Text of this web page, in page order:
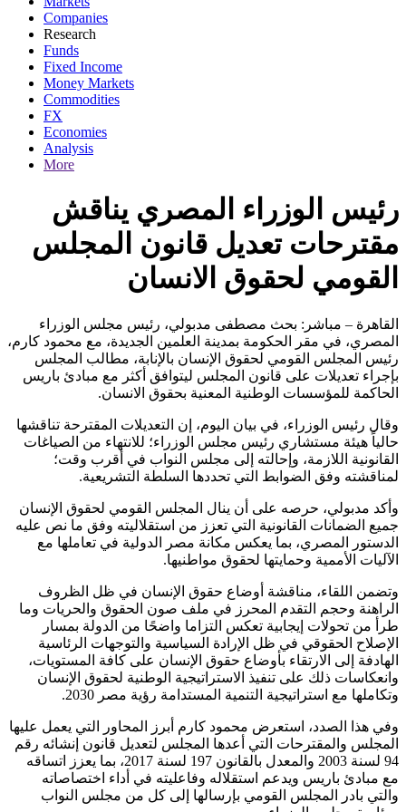
Companies
Research
Funds
Fixed Income
Money Markets
Commodities
FX
Economies
Analysis
More
رئيس الوزراء المصري يناقش
مقترحات تعديل قانون المجلس
القومي لحقوق الانسان
القاهرة – مباشر: بحث مصطفى مدبولي، رئيس مجلس الوزراء
المصري، في مقر الحكومة بمدينة العلمين الجديدة، مع محمود كارم،
رئيس المجلس القومي لحقوق الإنسان بالإنابة، مطالب المجلس
بإجراء تعديلات على قانون المجلس ليتوافق أكثر مع مبادئ باريس
الحاكمة للمؤسسات الوطنية المعنية بحقوق الانسان.
وقال رئيس الوزراء، في بيان اليوم، إن التعديلات المقترحة تناقشها
حالياً هيئة مستشاري رئيس مجلس الوزراء؛ للانتهاء من الصياغات
القانونية اللازمة، وإحالته إلى مجلس النواب في أقرب وقت؛
لمناقشته وفق الضوابط التي تحددها السلطة التشريعية.
وأكد مدبولي، حرصه على أن ينال المجلس القومي لحقوق الإنسان
جميع الضمانات القانونية التي تعزز من استقلاليته وفق ما نص عليه
الدستور المصري، بما يعكس مكانة مصر الدولية في تعاملها مع
الآليات الأممية وحمايتها لحقوق مواطنيها.
وتضمن اللقاء، مناقشة أوضاع حقوق الإنسان في ظل الظروف
الراهنة وحجم التقدم المحرز في ملف صون الحقوق والحريات وما
طرأ من تحولات إيجابية تعكس التزاما واضحًا من الدولة بمسار
الإصلاح الحقوقي في ظل الإرادة السياسية والتوجهات الرئاسية
الهادفة إلى الارتقاء بأوضاع حقوق الإنسان على كافة المستويات،
وانعكاسات ذلك على تنفيذ الاستراتيجية الوطنية لحقوق الإنسان
وتكاملها مع استراتيجية التنمية المستدامة رؤية مصر 2030.
وفي هذا الصدد، استعرض محمود كارم أبرز المحاور التي يعمل عليها
المجلس والمقترحات التي أعدها المجلس لتعديل قانون إنشائه رقم
94 لسنة 2003 والمعدل بالقانون 197 لسنة 2017، بما يعزز اتساقه
مع مبادئ باريس ويدعم استقلاله وفاعليته في أداء اختصاصاته
والتي بادر المجلس القومي بإرسالها إلى كل من مجلس النواب